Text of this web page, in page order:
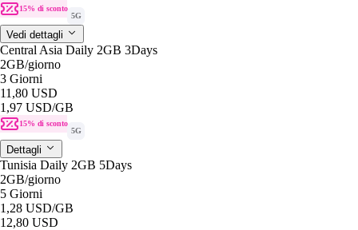
15% di sconto
5G
Vedi dettagli
Central Asia Daily 2GB 3Days
2GB/giorno
3 Giorni
11,80 USD
1,97 USD/GB
15% di sconto
5G
Dettagli
Tunisia Daily 2GB 5Days
2GB/giorno
5 Giorni
1,28 USD/GB
12,80 USD